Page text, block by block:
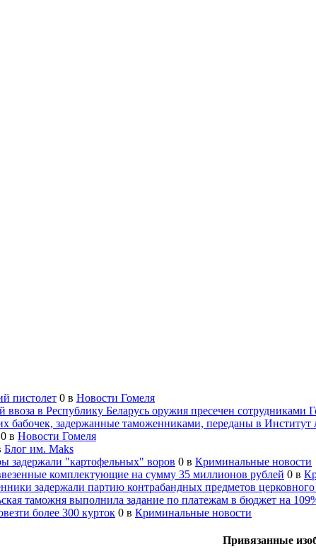
пистолет 0 в Новости Гомеля
ввоза в Республику Беларусь оружия пресечен сотрудниками
бабочек, задержанные таможенниками, переданы в Институт
0 в Новости Гомеля
Блог им. Maks
задержали "картофельных" воров 0 в Криминальные новости
комплектующие на сумму 35 миллионов рублей 0 в
задержали партию контрабандных предметов церковного
таможня выполнила задание по платежам в бюджет на
более 300 курток 0 в Криминальные новости
Привязанные